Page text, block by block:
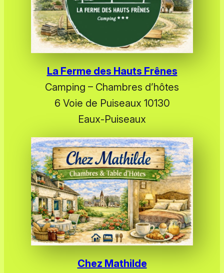
La Ferme des Hauts Frênes
Camping – Chambres d’hôtes
6 Voie de Puiseaux 10130
Eaux-Puiseaux
Chez Mathilde